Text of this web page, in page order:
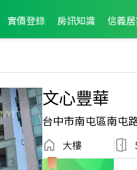
實價登錄 房訊知識 信義
文心豐華
台中市南屯區南屯
大樓